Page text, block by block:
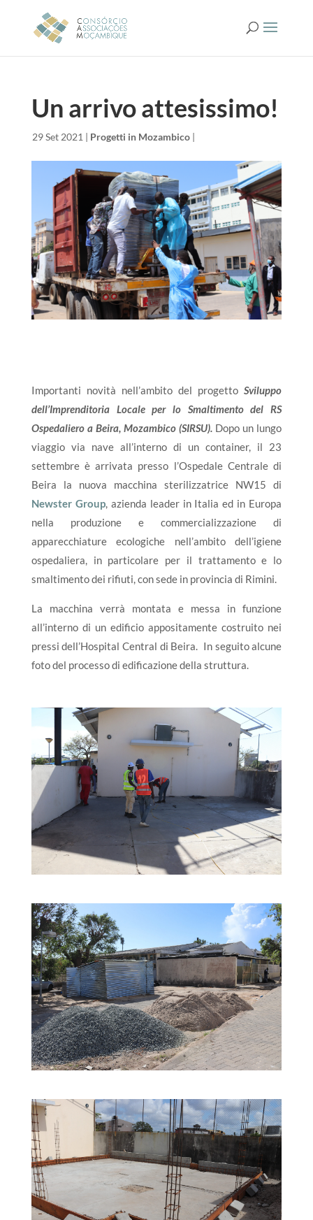
Un arrivo attesissimo!
29 Set 2021 | Progetti in Mozambico|
Importanti novità nell’ambito del progettoSviluppo
dell’Imprenditoria Locale per lo Smaltimento del RS
Ospedaliero a Beira, Mozambico (SIRSU). Dopo un lungo
viaggio via nave all’interno di un container, il 23
settembre è arrivata presso l’Ospedale Centrale di
Beira la nuova macchina sterilizzatrice NW15 di
Newster Group, azienda leader in Italia ed in Europa
nella produzione e commercializzazione di
apparecchiature ecologiche nell’ambito dell’igiene
ospedaliera, in particolare per il trattamento e lo
smaltimento dei rifiuti, con sede in provincia di Rimini.
La macchina verrà montata e messa in funzione
all’interno di un edificio appositamente costruito nei
pressi dell’Hospital Central di Beira. In seguito alcune
foto del processo di edificazione della struttura.